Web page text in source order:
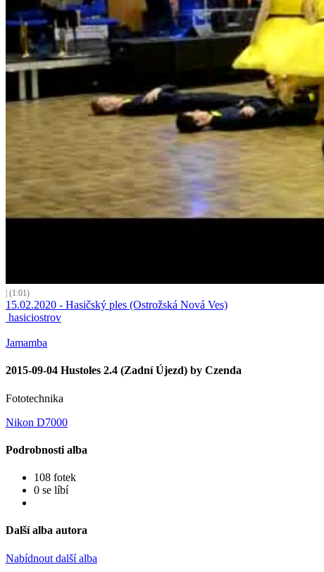
| (1:01)
15.02.2020 - Hasičský ples (Ostrožská Nová Ves)
hasiciostrov
Jamamba
2015-09-04 Hustoles 2.4 (Zadní Újezd) by Czenda
Fototechnika
Nikon D7000
Podrobnosti alba
108 fotek
0 se líbí
Další alba autora
Nabídnout další alba